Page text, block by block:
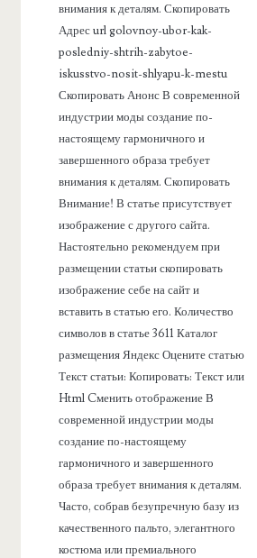
внимания к деталям. Скопировать
Адрес url golovnoy-ubor-kak-
posledniy-shtrih-zabytoe-
iskusstvo-nosit-shlyapu-k-mestu
Скопировать Анонс В современной
индустрии моды создание по-
настоящему гармоничного и
завершенного образа требует
внимания к деталям. Скопировать
Внимание! В статье присутствует
изображение с другого сайта.
Настоятельно рекомендуем при
размещении статьи скопировать
изображение себе на сайт и
вставить в статью его. Количество
символов в статье 3611 Каталог
размещения Яндекс Оцените статью
Текст статьи: Копировать: Текст или
Html Cменить отображение В
современной индустрии моды
создание по-настоящему
гармоничного и завершенного
образа требует внимания к деталям.
Часто, собрав безупречную базу из
качественного пальто, элегантного
костюма или премиального